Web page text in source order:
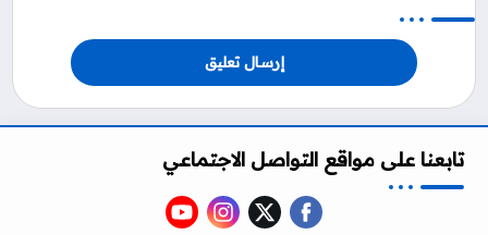
إرسال تعليق
تابعنا على مواقع التواصل الاجتماعي